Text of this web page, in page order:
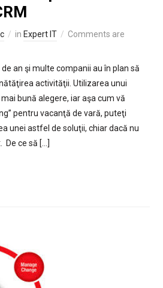
in Expert IT
Comments are
an şi multe companii au în plan să
activităţii. Utilizarea unui
bună alegere, iar aşa cum vă
pentru vacanţă de vară, puteţi
unei astfel de soluţii, chiar dacă nu
De ce să […]